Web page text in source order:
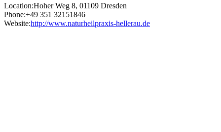
Location:Hoher Weg 8, 01109 Dresden
Phone:+49 351 32151846
Website:http://www.naturheilpraxis-hellerau.de